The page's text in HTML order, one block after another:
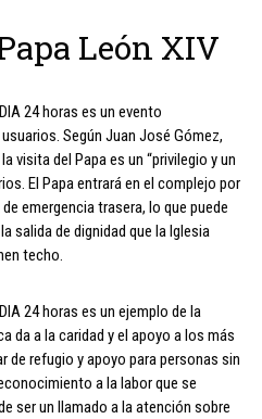
León XIV
24 horas es un evento
Según Juan José Gómez,
visita del Papa es un “privilegio y un
El Papa entrará en el complejo por
emergencia trasera, lo que puede
salida de dignidad que la Iglesia
techo.
24 horas es un ejemplo de la
da a la caridad y el apoyo a los más
de refugio y apoyo para personas sin
a la labor que se
ser un llamado a la atención sobre